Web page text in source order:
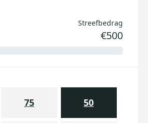
Streefbedrag
€500
75 50